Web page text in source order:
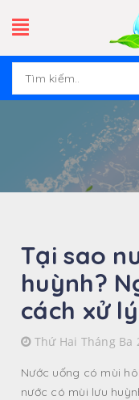
Tại sao
huỳnh?
cách xử lý
Thứ Hai Tháng Ba
Nước uống có mùi
nước có mùi lưu